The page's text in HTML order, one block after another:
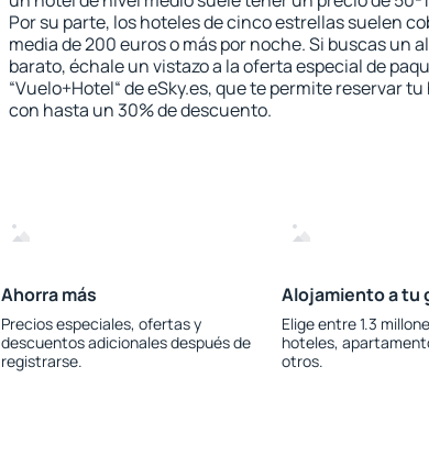
Por su parte, los hoteles de cinco estrellas suelen
media de 200 euros o más por noche. Si buscas un
barato, échale un vistazo a la oferta especial de
“Vuelo+Hotel“ de eSky.es, que te permite reservar
con hasta un 30% de descuento.
Ahorra más
Precios especiales, ofertas y
descuentos adicionales después de
registrarse.
Alojamiento a tu
Elige entre 1.3
hoteles,
otros.